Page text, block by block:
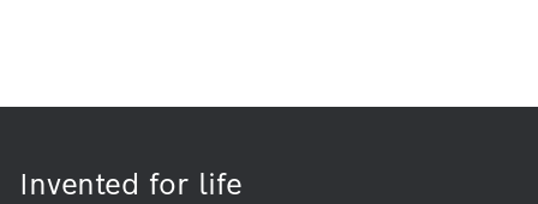
Invented for life